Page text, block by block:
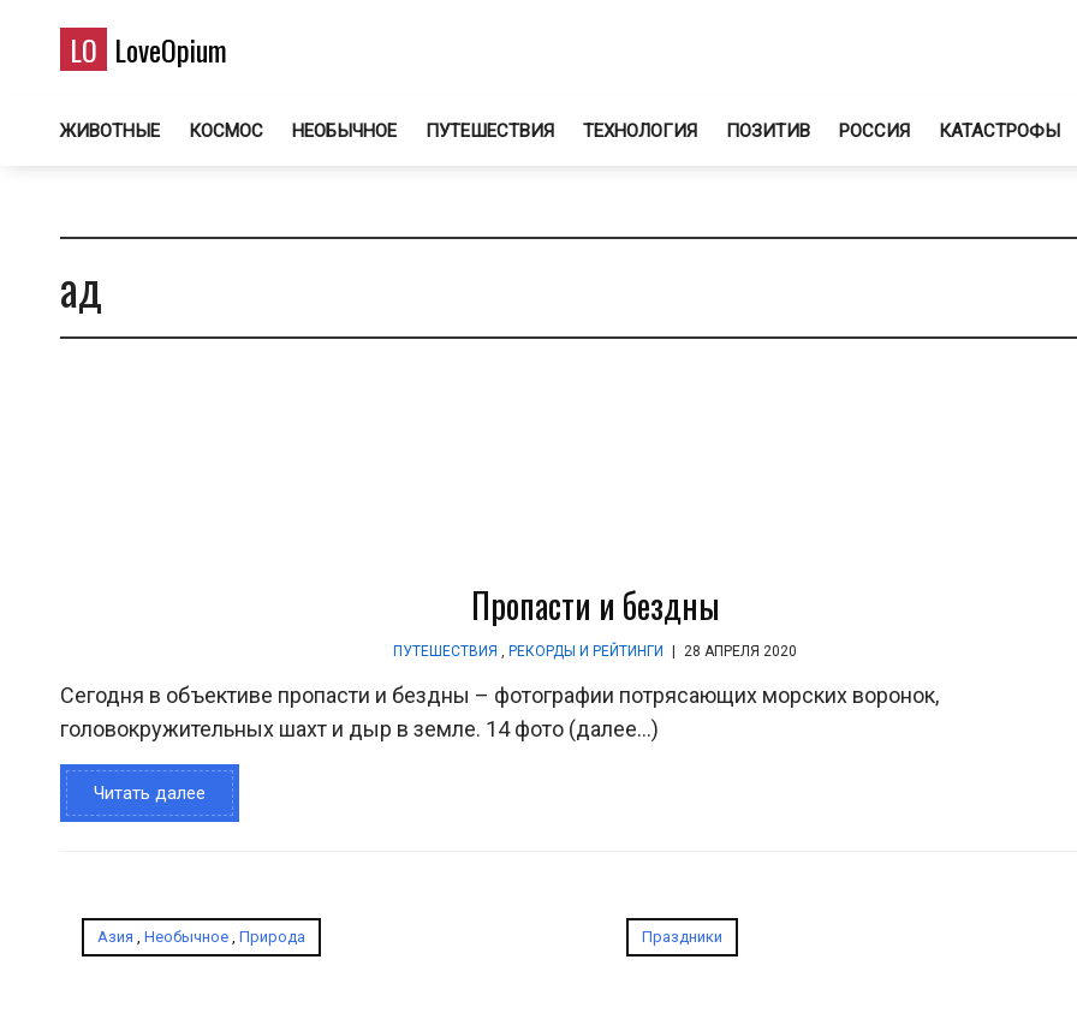
LO LoveOpium
ЖИВОТНЫЕ КОСМОС НЕОБЫЧНОЕ ПУТЕШЕСТВИЯ ТЕХНОЛОГИЯ ПОЗИТИВ РОССИЯ КАТАСТРОФЫ
ад
Пропасти и бездны
ПУТЕШЕСТВИЯ , РЕКОРДЫ И РЕЙТИНГИ 28 АПРЕЛЯ 2020
Сегодня в объективе пропасти и бездны – фотографии потрясающих морских воронок,
головокружительных шахт и дыр в земле. 14 фото (далее…)
Читать далее
Азия , Необычное , Природа Праздники